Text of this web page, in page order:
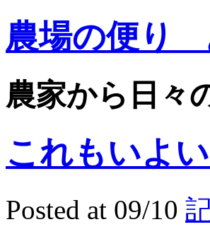
農場の便り
農家から日々
これもいよ
Posted at 09/10